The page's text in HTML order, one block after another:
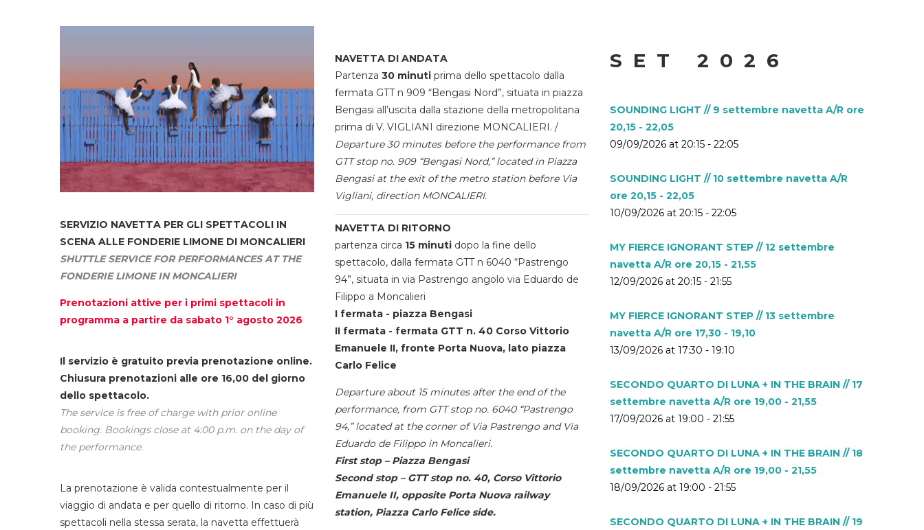
SERVIZIO NAVETTA PER GLI SPETTACOLI IN
SCENA ALLE FONDERIE LIMONE DI MONCALIERI
SHUTTLE SERVICE FOR PERFORMANCES AT THE
FONDERIE LIMONE IN MONCALIERI
Prenotazioni attive per i primi spettacoli in
programma a partire da sabato 1° agosto 2026
Il servizio è gratuito previa prenotazione online.
Chiusura prenotazioni alle ore 16,00 del giorno
dello spettacolo.
The service is free of charge with prior online
booking. Bookings close at 4:00 p.m. on the day of
the performance.
La prenotazione è valida contestualmente per il
viaggio di andata e per quello di ritorno. In caso di più
spettacoli nella stessa serata, la navetta effettuerà
NAVETTA DI ANDATA
Partenza 30 minuti prima dello spettacolo dalla
fermata GTT n 909 “Bengasi Nord”, situata in piazza
Bengasi all’uscita dalla stazione della metropolitana
prima di V. VIGLIANI direzione MONCALIERI. /
Departure 30 minutes before the performance from
GTT stop no. 909 “Bengasi Nord,” located in Piazza
Bengasi at the exit of the metro station before Via
Vigliani, direction MONCALIERI.
NAVETTA DI RITORNO
partenza circa 15 minuti dopo la fine dello
spettacolo, dalla fermata GTT n 6040 “Pastrengo
94”, situata in via Pastrengo angolo via Eduardo de
Filippo a Moncalieri
I fermata - piazza Bengasi
II fermata - fermata GTT n. 40 Corso Vittorio
Emanuele II, fronte Porta Nuova, lato piazza
Carlo Felice
Departure about 15 minutes after the end of the
performance, from GTT stop no. 6040 “Pastrengo
94,” located at the corner of Via Pastrengo and Via
Eduardo de Filippo in Moncalieri.
First stop – Piazza Bengasi
Second stop – GTT stop no. 40, Corso Vittorio
Emanuele II, opposite Porta Nuova railway
station, Piazza Carlo Felice side.
SET 2026
SOUNDING LIGHT // 9 settembre navetta A/R ore
20,15 - 22,05
09/09/2026 at 20:15 - 22:05
SOUNDING LIGHT // 10 settembre navetta A/R
ore 20,15 - 22,05
10/09/2026 at 20:15 - 22:05
MY FIERCE IGNORANT STEP // 12 settembre
navetta A/R ore 20,15 - 21,55
12/09/2026 at 20:15 - 21:55
MY FIERCE IGNORANT STEP // 13 settembre
navetta A/R ore 17,30 - 19,10
13/09/2026 at 17:30 - 19:10
SECONDO QUARTO DI LUNA + IN THE BRAIN // 17
settembre navetta A/R ore 19,00 - 21,55
17/09/2026 at 19:00 - 21:55
SECONDO QUARTO DI LUNA + IN THE BRAIN // 18
settembre navetta A/R ore 19,00 - 21,55
18/09/2026 at 19:00 - 21:55
SECONDO QUARTO DI LUNA + IN THE BRAIN // 19